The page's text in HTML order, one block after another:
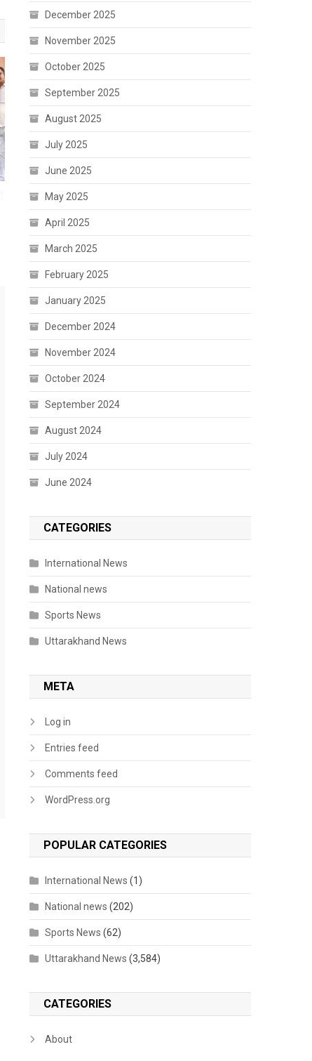
December 2025
November 2025
October 2025
September 2025
August 2025
July 2025
June 2025
May 2025
April 2025
March 2025
February 2025
January 2025
December 2024
November 2024
October 2024
September 2024
August 2024
July 2024
June 2024
CATEGORIES
International News
National news
Sports News
Uttarakhand News
META
Log in
Entries feed
Comments feed
WordPress.org
POPULAR CATEGORIES
International News (1)
National news (202)
Sports News (62)
Uttarakhand News (3,584)
CATEGORIES
About